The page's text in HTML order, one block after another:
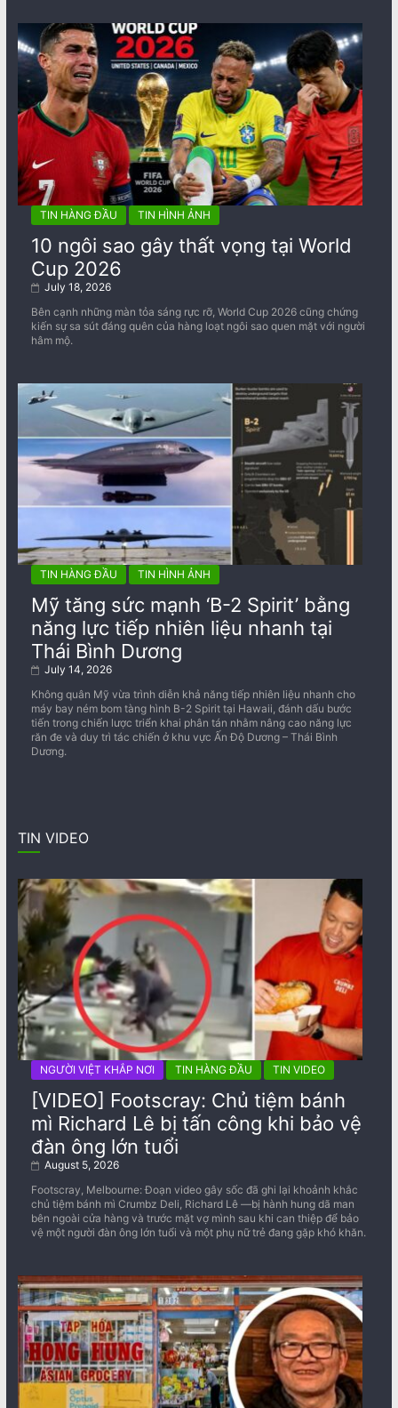
TIN HÀNG ĐẦU TIN HÌNH ẢNH
10 ngôi sao gây thất vọng tại World
Cup 2026
July 18, 2026
Bên cạnh những màn tỏa sáng rực rỡ, World Cup 2026 cũng chứng
kiến sự sa sút đáng quên của hàng loạt ngôi sao quen mặt với người
hâm mộ.
TIN HÀNG ĐẦU TIN HÌNH ẢNH
Mỹ tăng sức mạnh ‘B-2 Spirit’ bằng
năng lực tiếp nhiên liệu nhanh tại
Thái Bình Dương
July 14, 2026
Không quân Mỹ vừa trình diễn khả năng tiếp nhiên liệu nhanh cho
máy bay ném bom tàng hình B-2 Spirit tại Hawaii, đánh dấu bước
tiến trong chiến lược triển khai phân tán nhằm nâng cao năng lực
răn đe và duy trì tác chiến ở khu vực Ấn Độ Dương – Thái Bình
Dương.
TIN VIDEO
NGƯỜI VIỆT KHẮP NƠI TIN HÀNG ĐẦU TIN VIDEO
[VIDEO] Footscray: Chủ tiệm bánh
mì Richard Lê bị tấn công khi bảo vệ
đàn ông lớn tuổi
August 5, 2026
Footscray, Melbourne: Đoạn video gây sốc đã ghi lại khoảnh khắc
chủ tiệm bánh mì Crumbz Deli, Richard Lê —bị hành hung dã man
bên ngoài cửa hàng và trước mặt vợ mình sau khi can thiệp để bảo
vệ một người đàn ông lớn tuổi và một phụ nữ trẻ đang gặp khó khăn.